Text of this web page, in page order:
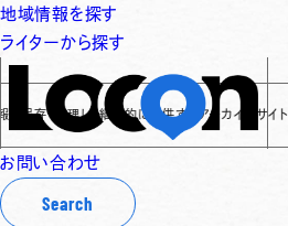
地域情報を探す
ライターから探す
お問い合わせ
Search
続的に提供するアーカイブサイトです ✌ 「Locon